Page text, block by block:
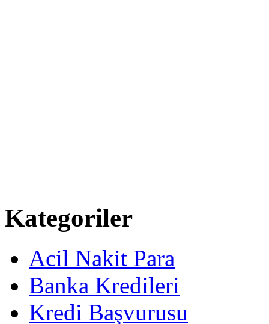
Kategoriler
Acil Nakit Para
Banka Kredileri
Kredi Başvurusu